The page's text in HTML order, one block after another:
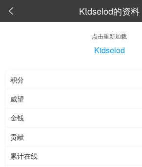
 Ktdselod的资料
点击重新加载
Ktdselod
积分
威望
金钱
贡献
累计在线